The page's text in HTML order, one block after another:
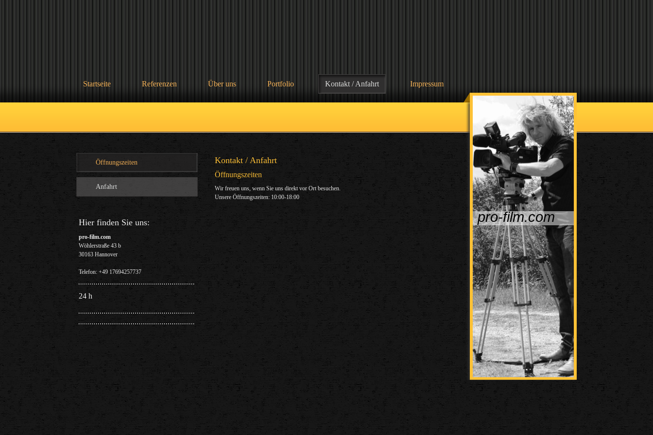
Startseite Referenzen Über uns Portfolio Kontakt / Anfahrt Impressum
pro-film.com
Öffnungszeiten
Anfahrt
Hier finden Sie uns:
pro-film.com
Wöhlerstraße 43 b
30163 Hannover
Telefon: +49 17694257737
24 h
Kontakt / Anfahrt
Öffnungszeiten
Wir freuen uns, wenn Sie uns direkt vor Ort besuchen.
Unsere Öffnungszeiten: 10:00-18:00